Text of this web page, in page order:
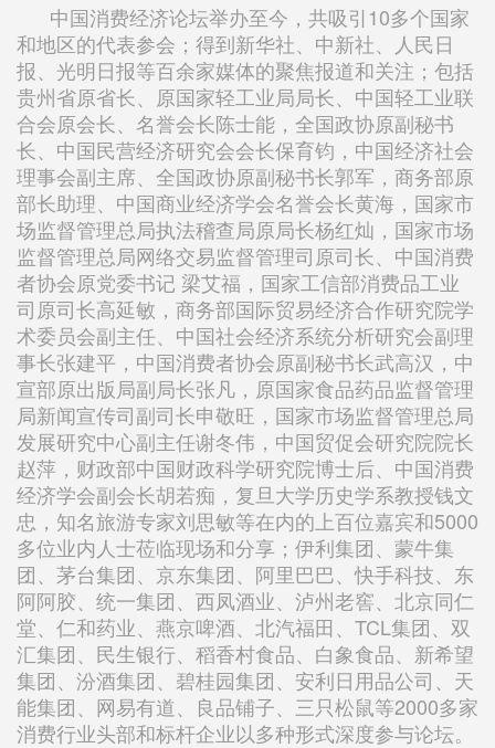
中国消费经济论坛举办至今，共吸引10多个国家
和地区的代表参会；得到新华社、中新社、人民日
报、光明日报等百余家媒体的聚焦报道和关注；包括
贵州省原省长、原国家轻工业局局长、中国轻工业联
合会原会长、名誉会长陈士能，全国政协原副秘书
长、中国民营经济研究会会长保育钧，中国经济社会
理事会副主席、全国政协原副秘书长郭军，商务部原
部长助理、中国商业经济学会名誉会长黄海，国家市
场监督管理总局执法稽查局原局长杨红灿，国家市场
监督管理总局网络交易监督管理司原司长、中国消费
者协会原党委书记 梁艾福，国家工信部消费品工业
司原司长高延敏，商务部国际贸易经济合作研究院学
术委员会副主任、中国社会经济系统分析研究会副理
事长张建平，中国消费者协会原副秘书长武高汉，中
宣部原出版局副局长张凡，原国家食品药品监督管理
局新闻宣传司副司长申敬旺，国家市场监督管理总局
发展研究中心副主任谢冬伟，中国贸促会研究院院长
赵萍，财政部中国财政科学研究院博士后、中国消费
经济学会副会长胡若痴，复旦大学历史学系教授钱文
忠，知名旅游专家刘思敏等在内的上百位嘉宾和5000
多位业内人士莅临现场和分享；伊利集团、蒙牛集
团、茅台集团、京东集团、阿里巴巴、快手科技、东
阿阿胶、统一集团、西凤酒业、泸州老窖、北京同仁
堂、仁和药业、燕京啤酒、北汽福田、TCL集团、双
汇集团、民生银行、稻香村食品、白象食品、新希望
集团、汾酒集团、碧桂园集团、安利日用品公司、天
能集团、网易有道、良品铺子、三只松鼠等2000多家
消费行业头部和标杆企业以多种形式深度参与论坛。